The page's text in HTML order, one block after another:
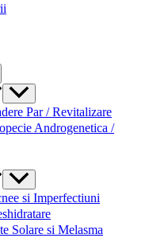
Menu
Toggle
Par / Revitalizare
Androgenetica /
Menu
Toggle
si Imperfectiuni
Solare si Melasma